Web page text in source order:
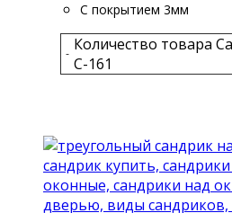
С покрытием 3мм
- Количество товара
С-161